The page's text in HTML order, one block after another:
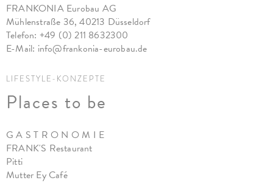
FRANKONIA Eurobau AG
Mühlenstraße 36, 40213 Düsseldorf
Telefon: +49 (0) 211 8632300
E-Mail: info@frankonia-eurobau.de
LIFESTYLE-KONZEPTE
Places to be
G A S T R O N O M I E
FRANK'S Restaurant
Pitti
Mutter Ey Café